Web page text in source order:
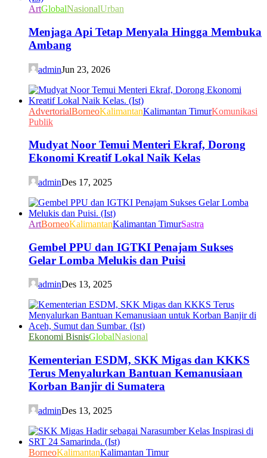
ArtGlobalNasionalUrban
Menjaga Api Tetap Menyala Hingga Membuka
Ambang
adminJun 23, 2026
AdvertorialBorneoKalimantanKalimantan TimurKomunikasi
Publik
Mudyat Noor Temui Menteri Ekraf, Dorong
Ekonomi Kreatif Lokal Naik Kelas
adminDes 17, 2025
ArtBorneoKalimantanKalimantan TimurSastra
Gembel PPU dan IGTKI Penajam Sukses
Gelar Lomba Melukis dan Puisi
adminDes 13, 2025
Ekonomi BisnisGlobalNasional
Kementerian ESDM, SKK Migas dan KKKS
Terus Menyalurkan Bantuan Kemanusiaan
Korban Banjir di Sumatera
adminDes 13, 2025
BorneoKalimantanKalimantan Timur